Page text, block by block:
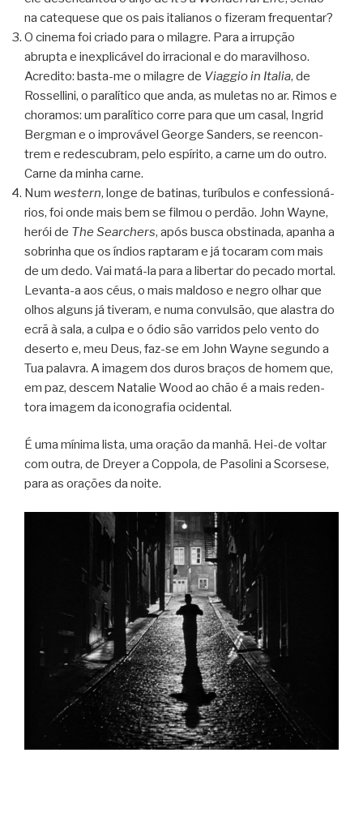
na cate­quese que os pais ita­li­a­nos o fize­ram frequentar?
O cinema foi cri­ado para o mila­gre. Para a irrup­ção
abrupta e inex­pli­cá­vel do irra­ci­o­nal e do mara­vi­lhoso.
Acre­dito: basta-me o mila­gre de Viag­gio in Ita­lia, de
Ros­sel­lini, o para­lí­tico que anda, as mule­tas no ar. Rimos e
cho­ra­mos: um para­lí­tico corre para que um casal, Ingrid
Berg­man e o impro­vá­vel George San­ders, se reen­con­
trem e redes­cu­bram, pelo espí­rito, a carne um do outro.
Carne da minha carne.
Num wes­tern, longe de bati­nas, turí­bu­los e con­fes­si­o­ná­
rios, foi onde mais bem se fil­mou o per­dão. John Wayne,
herói de The Sear­chers, após busca obs­ti­nada, apa­nha a
sobri­nha que os índios rap­ta­ram e já toca­ram com mais
de um dedo. Vai matá-la para a liber­tar do pecado mor­tal.
Levanta-a aos céus, o mais mal­doso e negro olhar que
olhos alguns já tive­ram, e numa con­vul­são, que alas­tra do
ecrã à sala, a culpa e o ódio são var­ri­dos pelo vento do
deserto e, meu Deus, faz-se em John Wayne segundo a
Tua pala­vra. A ima­gem dos duros bra­ços de homem que,
em paz, des­cem Nata­lie Wood ao chão é a mais reden­
tora ima­gem da ico­no­gra­fia ocidental.
É uma mínima lista, uma ora­ção da manhã. Hei-de vol­tar
com outra, de Dreyer a Cop­pola, de Paso­lini a Scor­sese,
para as ora­ções da noite.